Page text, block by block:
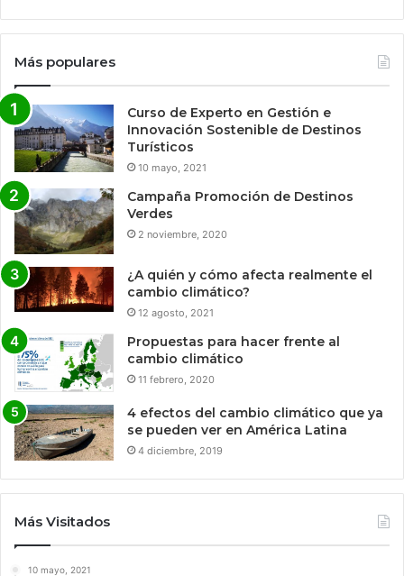
Más populares
Curso de Experto en Gestión e
Innovación Sostenible de Destinos
Turísticos
10 mayo, 2021
Campaña Promoción de Destinos
Verdes
2 noviembre, 2020
¿A quién y cómo afecta realmente el
cambio climático?
12 agosto, 2021
Propuestas para hacer frente al
cambio climático
11 febrero, 2020
4 efectos del cambio climático que ya
se pueden ver en América Latina
4 diciembre, 2019
Más Visitados
10 mayo, 2021